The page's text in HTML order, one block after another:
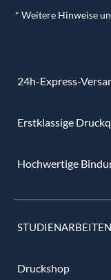
* Weitere Hinweise
24h-Express-
Erstklassige
Hochwertige
STUDIENARBEITEN
Druckshop